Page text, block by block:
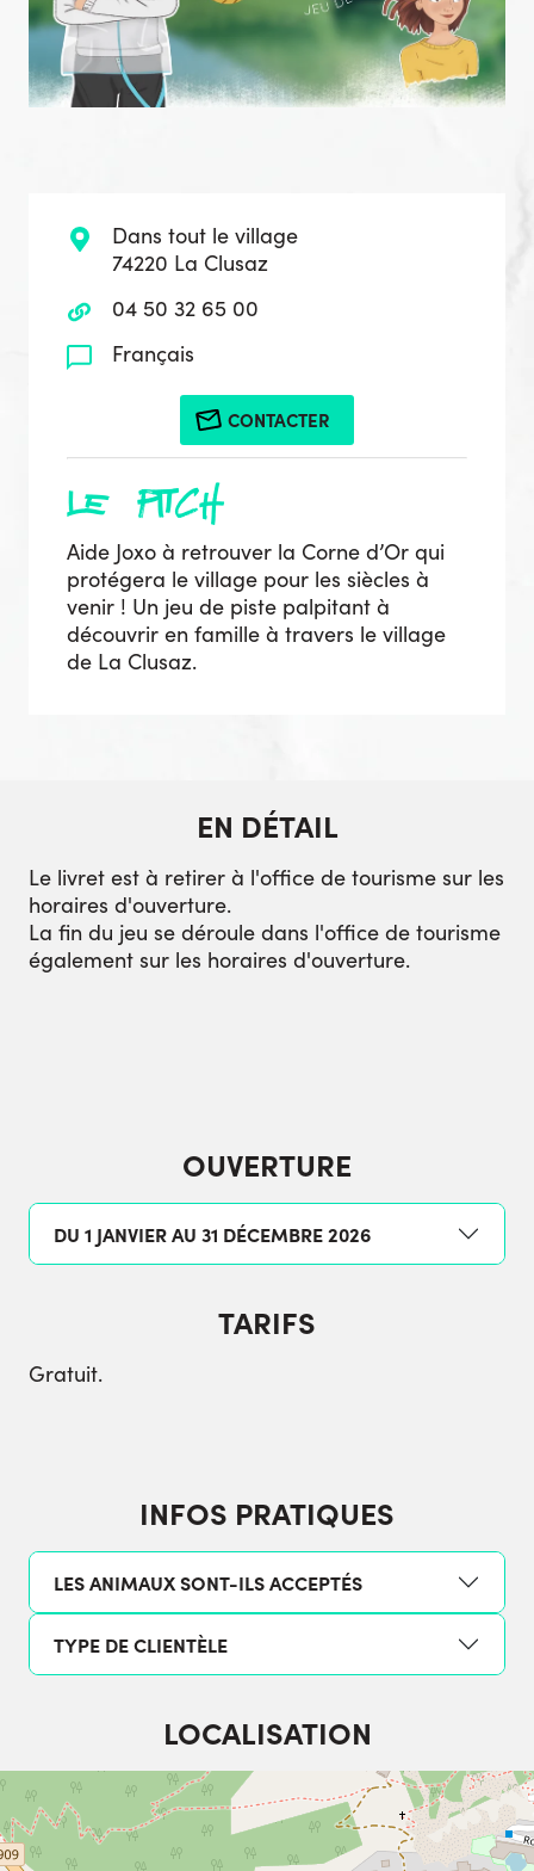
Dans tout le village
74220 La Clusaz
04 50 32 65 00
Français
CONTACTER
le pitch
Aide Joxo à retrouver la Corne d’Or qui
protégera le village pour les siècles à
venir ! Un jeu de piste palpitant à
découvrir en famille à travers le village
de La Clusaz.
EN DÉTAIL
Le livret est à retirer à l'office de tourisme sur les
horaires d'ouverture.
La fin du jeu se déroule dans l'office de tourisme
également sur les horaires d'ouverture.
OUVERTURE
DU 1 JANVIER AU 31 DÉCEMBRE 2026
TARIFS
Gratuit.
INFOS PRATIQUES
LES ANIMAUX SONT-ILS ACCEPTÉS
TYPE DE CLIENTÈLE
LOCALISATION